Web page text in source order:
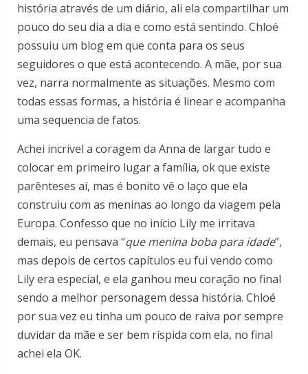
história através de um diário, ali ela compartilhar um
pouco do seu dia a dia e como está sentindo. Chloé
possuiu um blog em que conta para os seus
seguidores o que está acontecendo. A mãe, por sua
vez, narra normalmente as situações. Mesmo com
todas essas formas, a história é linear e acompanha
uma sequencia de fatos.
Achei incrível a coragem da Anna de largar tudo e
colocar em primeiro lugar a família, ok que existe
parênteses aí, mas é bonito vê o laço que ela
construiu com as meninas ao longo da viagem pela
Europa. Confesso que no início Lily me irritava
demais, eu pensava “que menina boba para idade”,
mas depois de certos capítulos eu fui vendo como
Lily era especial, e ela ganhou meu coração no final
sendo a melhor personagem dessa história. Chloé
por sua vez eu tinha um pouco de raiva por sempre
duvidar da mãe e ser bem ríspida com ela, no final
achei ela OK.